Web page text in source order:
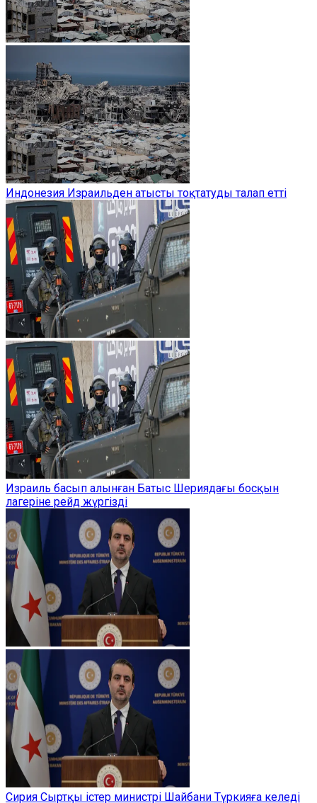
Индонезия Израильден атысты тоқтатуды талап етті
Израиль басып алынған Батыс Шериядағы босқын
лагеріне рейд жүргізді
Сирия Сыртқы істер министрі Шайбани Түркияға келеді